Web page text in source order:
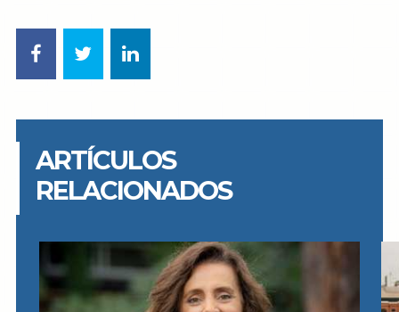
ARTÍCULOS
RELACIONADOS